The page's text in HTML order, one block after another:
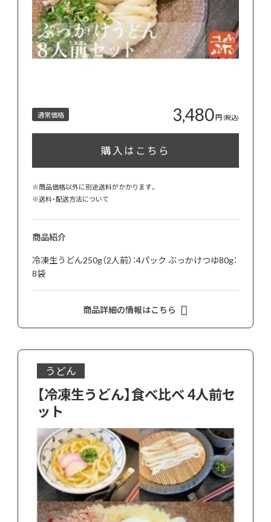
通常価格 3,480円 (税込)
購入はこちら
※商品価格以外に別途送料がかかります。
※送料・配送方法について
商品紹介
冷凍生うどん250g（2人前）：4パック ぶっかけつゆ80g：
8袋
商品詳細の情報はこちら
うどん
【冷凍生うどん】食べ比べ 4人前セ
ット